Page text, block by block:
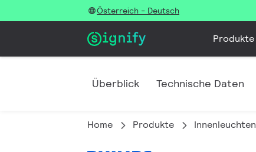
Österreich - Deutsch
Produkte
Überblick Technische Daten
Home Produkte Innenleuchten